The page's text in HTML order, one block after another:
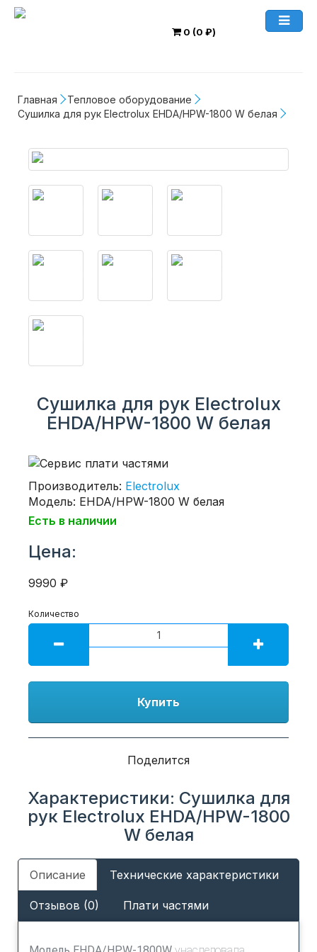
0 (0 ₽)
Главная
Тепловое оборудование
Сушилка для рук Electrolux EHDA/HPW-1800 W белая
Сушилка для рук Electrolux
EHDA/HPW-1800 W белая
Производитель: Electrolux
Модель: EHDA/HPW-1800 W белая
Есть в наличии
Цена:
9990 ₽
Количество
Купить
Поделится
Характеристики: Сушилка для
рук Electrolux EHDA/HPW-1800
W белая
Описание Технические характеристики
Отзывов (0) Плати частями